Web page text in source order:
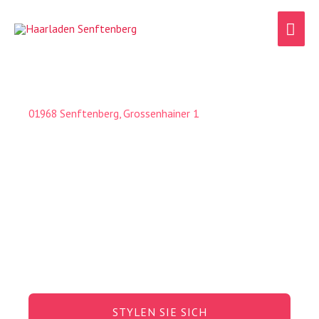
Inhalt
01968 Senftenberg, Grossenhainer 1
STYLEN SIE SICH